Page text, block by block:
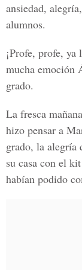
ansiedad,
alumnos.
¡Profe, profe,
mucha emoción
grado.
La fresca
hizo pensar a
grado, la alegría
su casa con el
habían podido